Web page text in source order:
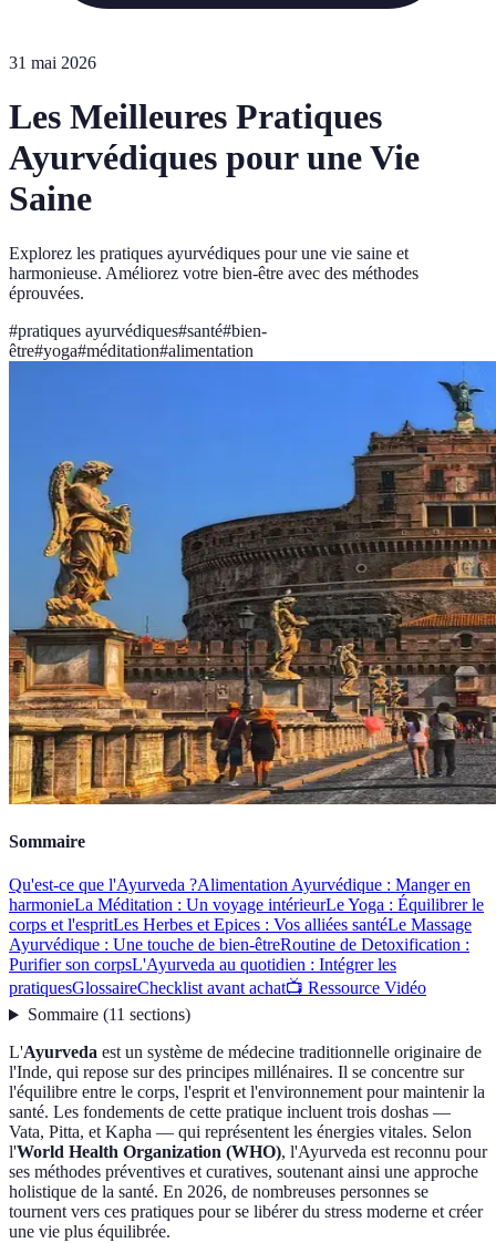
31 mai 2026
Les Meilleures Pratiques
Ayurvédiques pour une Vie
Saine
Explorez les pratiques ayurvédiques pour une vie saine et
harmonieuse. Améliorez votre bien-être avec des méthodes
éprouvées.
#pratiques ayurvédiques#santé#bien-
être#yoga#méditation#alimentation
Sommaire
Qu'est-ce que l'Ayurveda ?Alimentation Ayurvédique : Manger en
harmonieLa Méditation : Un voyage intérieurLe Yoga : Équilibrer le
corps et l'espritLes Herbes et Epices : Vos alliées santéLe Massage
Ayurvédique : Une touche de bien-êtreRoutine de Detoxification :
Purifier son corpsL'Ayurveda au quotidien : Intégrer les
pratiquesGlossaireChecklist avant achat📺 Ressource Vidéo
Sommaire(11 sections)
L'Ayurveda est un système de médecine traditionnelle originaire de
l'Inde, qui repose sur des principes millénaires. Il se concentre sur
l'équilibre entre le corps, l'esprit et l'environnement pour maintenir la
santé. Les fondements de cette pratique incluent trois doshas —
Vata, Pitta, et Kapha — qui représentent les énergies vitales. Selon
l'World Health Organization (WHO), l'Ayurveda est reconnu pour
ses méthodes préventives et curatives, soutenant ainsi une approche
holistique de la santé. En 2026, de nombreuses personnes se
tournent vers ces pratiques pour se libérer du stress moderne et créer
une vie plus équilibrée.